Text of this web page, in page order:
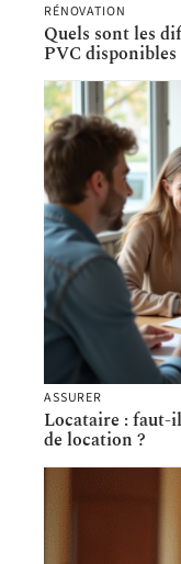
RÉNOVATION
Quels sont les
PVC disponibles
ASSURER
Locataire : faut-
de location ?